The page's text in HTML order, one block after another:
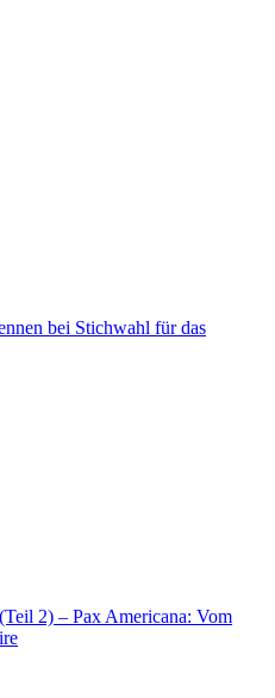
bei Stichwahl für das
2) – Pax Americana: Vom